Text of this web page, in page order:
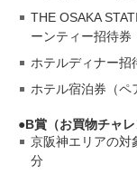
THE OSAKA
ーンティー招待券
ホテルディナー招
ホテル宿泊券（ペ
B賞（お買物チャ
京阪神エリアの対
分